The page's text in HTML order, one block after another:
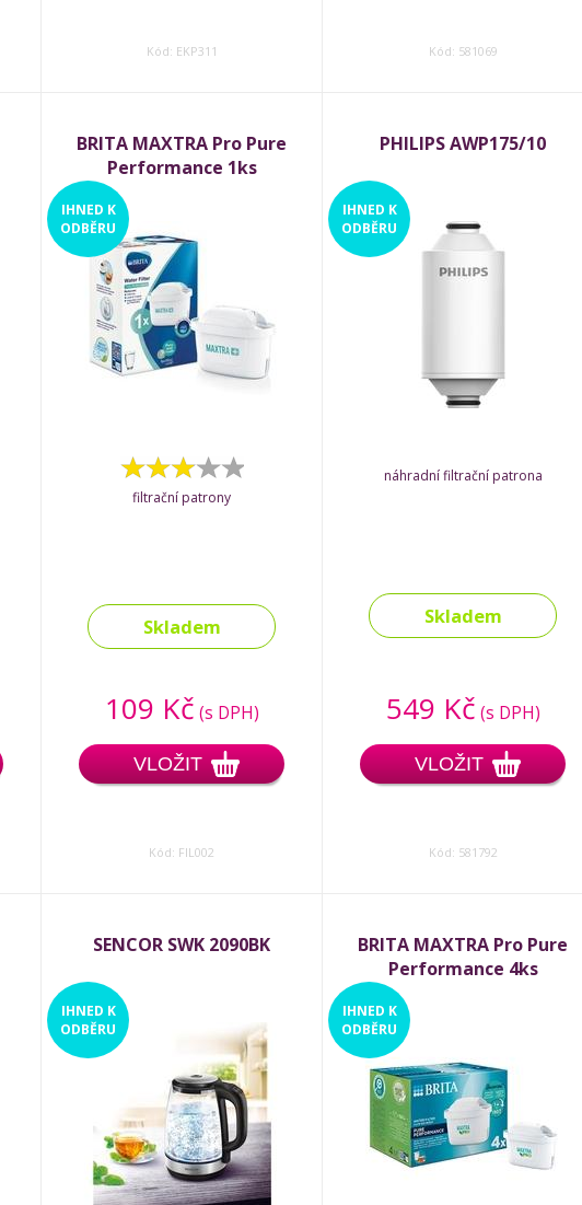
Kód: EKP311 Kód: 581069
BRITA MAXTRA Pro Pure
Performance 1ks
filtrační patrony
IHNED K
ODBĚRU
Skladem
109 Kč (s DPH)
VLOŽIT
Kód: FIL002
PHILIPS AWP175/10
náhradní filtrační patrona
IHNED K
ODBĚRU
Skladem
549 Kč (s DPH)
VLOŽIT
Kód: 581792
SENCOR SWK 2090BK
IHNED K
ODBĚRU
BRITA MAXTRA Pro Pure
Performance 4ks
IHNED K
ODBĚRU